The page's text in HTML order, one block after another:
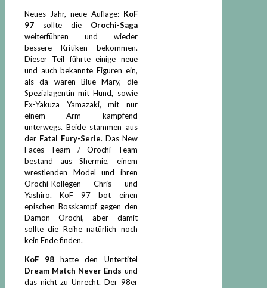
Neues Jahr, neue Auflage:KoF
97 sollte die Orochi-Saga
weiterführen und wieder
bessere Kritiken bekommen.
Dieser Teil führte einige neue
und auch bekannte Figuren ein,
als da wären Blue Mary, die
Spezialagentin mit Hund, sowie
Ex-Yakuza Yamazaki, mit nur
einem Arm kämpfend
unterwegs. Beide stammen aus
der Fatal Fury-Serie. Das New
Faces Team / Orochi Team
bestand aus Shermie, einem
wrestlenden Model und ihren
Orochi-Kollegen Chris und
Yashiro. KoF 97 bot einen
epischen Bosskampf gegen den
Dämon Orochi, aber damit
sollte die Reihe natürlich noch
kein Ende finden.
KoF 98 hatte den Untertitel
Dream Match Never Ends und
das nicht zu Unrecht. Der 98er